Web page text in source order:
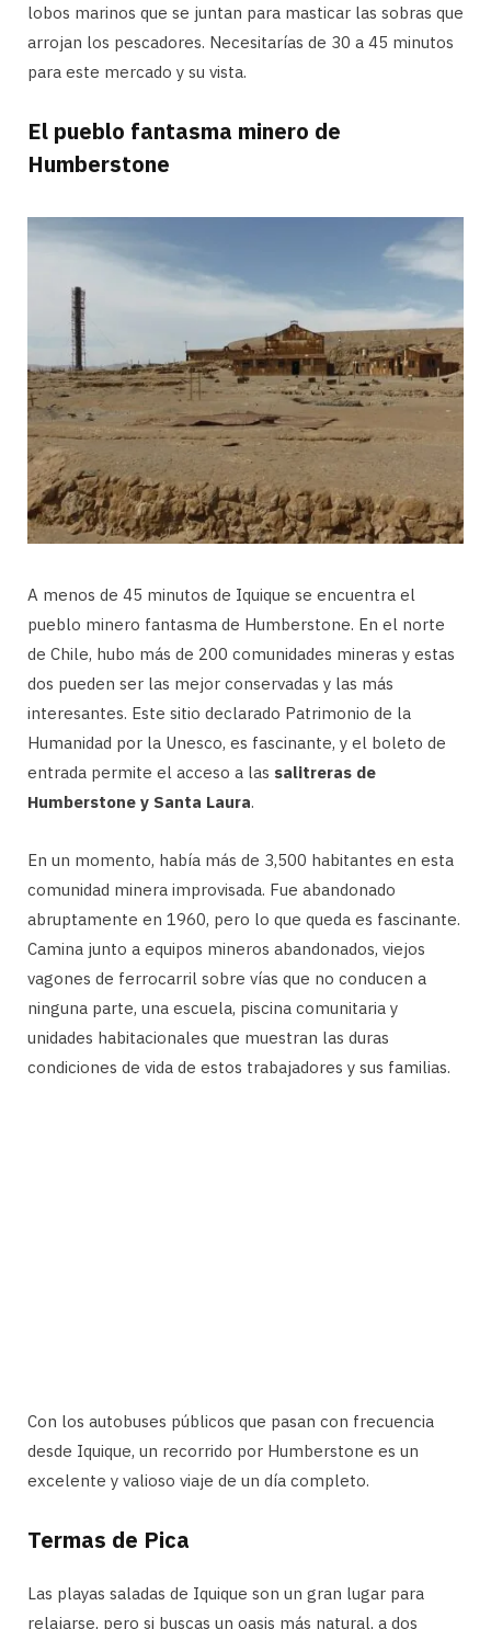
lobos marinos que se juntan para masticar las sobras que
arrojan los pescadores. Necesitarías de 30 a 45 minutos
para este mercado y su vista.
El pueblo fantasma minero de
Humberstone
A menos de 45 minutos de Iquique se encuentra el
pueblo minero fantasma de Humberstone. En el norte
de Chile, hubo más de 200 comunidades mineras y estas
dos pueden ser las mejor conservadas y las más
interesantes. Este sitio declarado Patrimonio de la
Humanidad por la Unesco, es fascinante, y el boleto de
entrada permite el acceso a las salitreras de
Humberstone y Santa Laura.
En un momento, había más de 3,500 habitantes en esta
comunidad minera improvisada. Fue abandonado
abruptamente en 1960, pero lo que queda es fascinante.
Camina junto a equipos mineros abandonados, viejos
vagones de ferrocarril sobre vías que no conducen a
ninguna parte, una escuela, piscina comunitaria y
unidades habitacionales que muestran las duras
condiciones de vida de estos trabajadores y sus familias.
Con los autobuses públicos que pasan con frecuencia
desde Iquique, un recorrido por Humberstone es un
excelente y valioso viaje de un día completo.
Termas de Pica
Las playas saladas de Iquique son un gran lugar para
relajarse, pero si buscas un oasis más natural, a dos